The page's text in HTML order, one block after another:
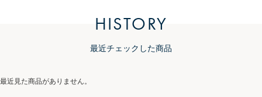
HISTORY
最近チェックした商品
最近見た商品がありません。